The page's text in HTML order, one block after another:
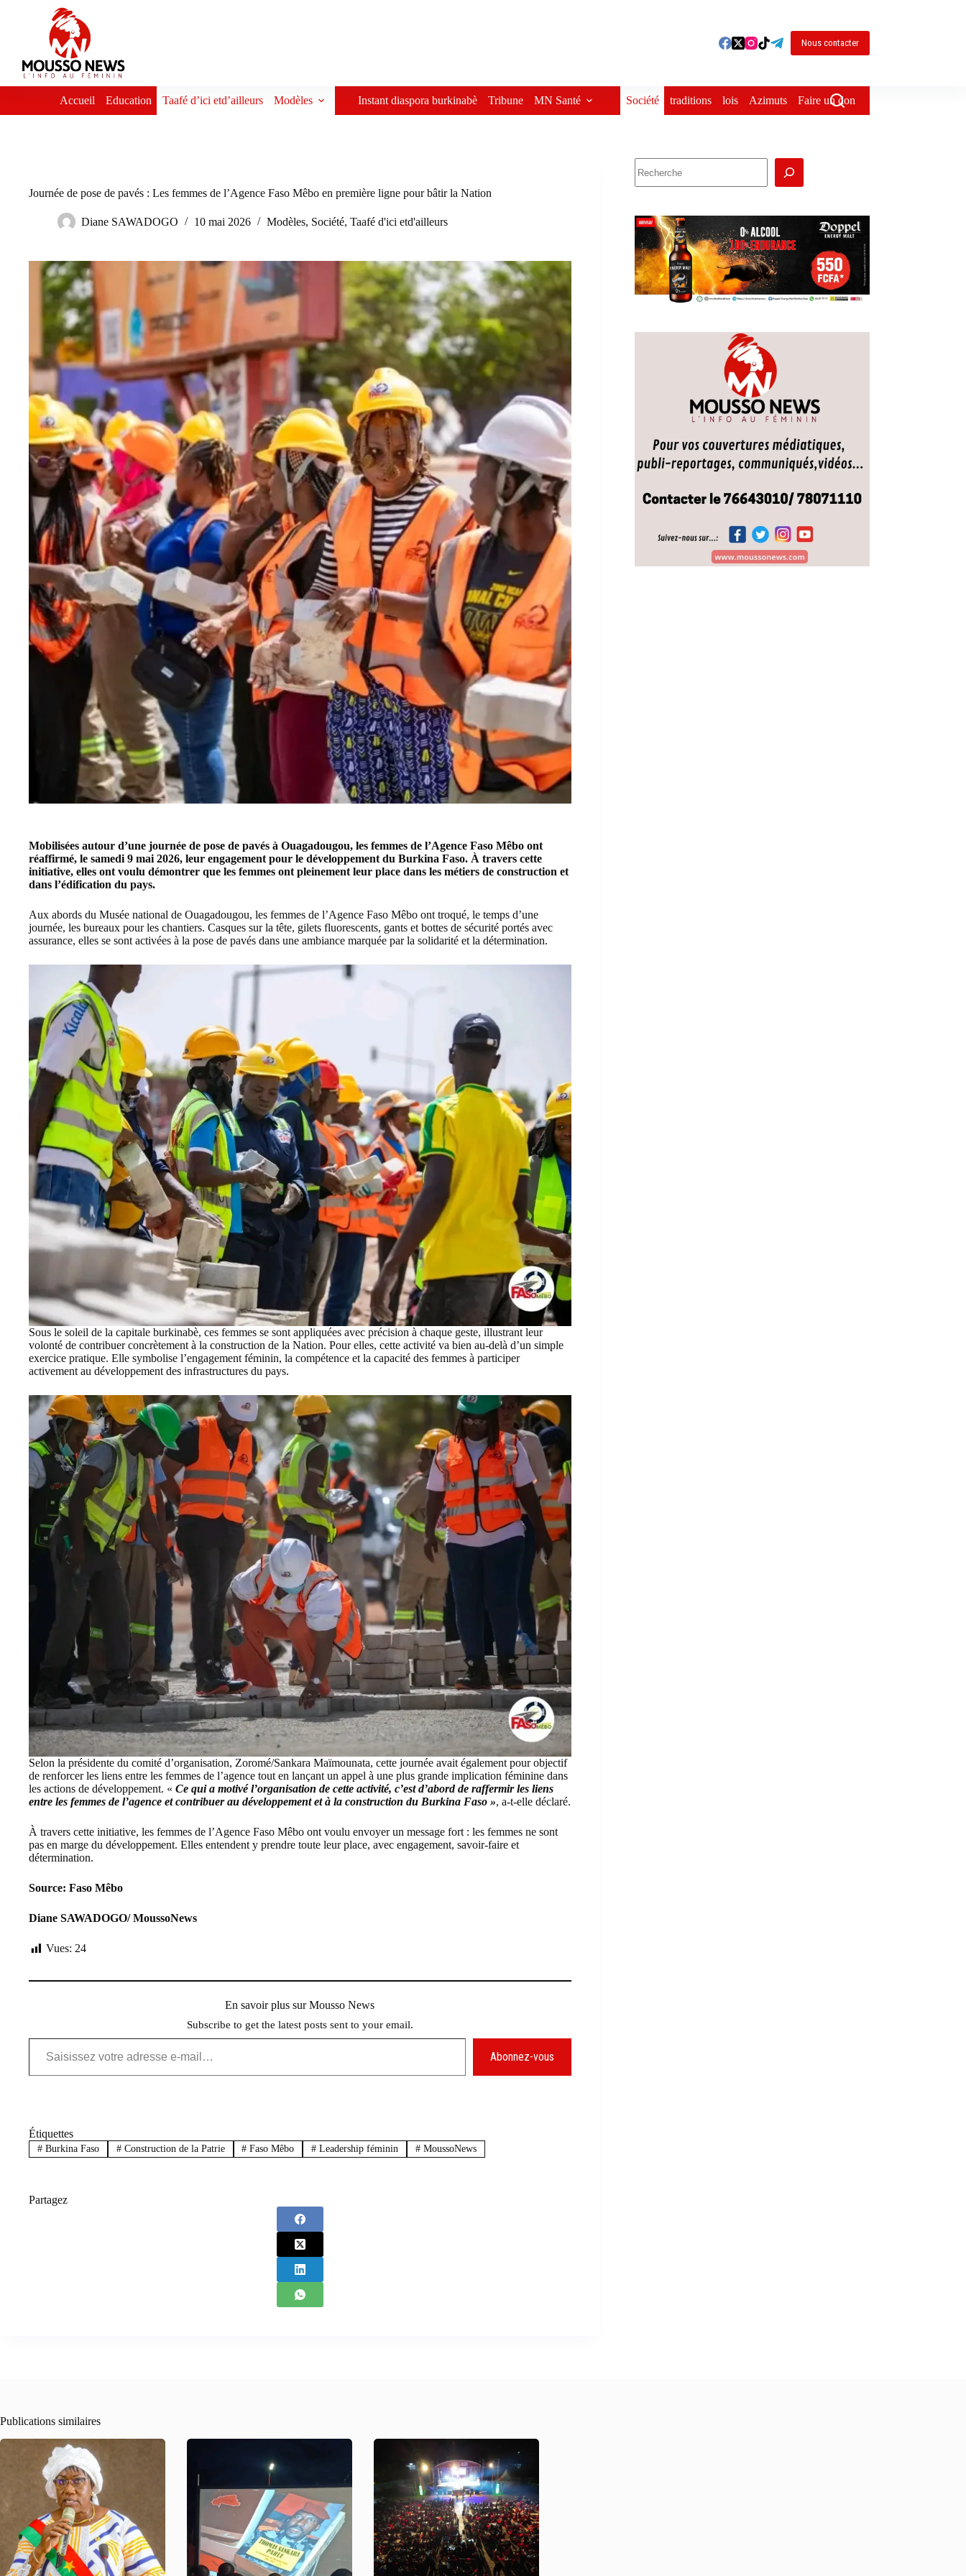
Nous contacter
Accueil Education Taafé d’ici etd’ailleurs Modèles Instant diaspora burkinabè Tribune MN Santé Société traditions lois Azimuts Faire un don
Journée de pose de pavés : Les femmes de l’Agence Faso Mêbo en première ligne pour bâtir la Nation
Diane SAWADOGO 10 mai 2026 Modèles, Société, Taafé d'ici etd'ailleurs
Mobilisées autour d’une journée de pose de pavés à Ouagadougou, les femmes de l’Agence Faso Mêbo ont
réaffirmé, le samedi 9 mai 2026, leur engagement pour le développement du Burkina Faso. À travers cette
initiative, elles ont voulu démontrer que les femmes ont pleinement leur place dans les métiers de construction et
dans l’édification du pays.
Aux abords du Musée national de Ouagadougou, les femmes de l’Agence Faso Mêbo ont troqué, le temps d’une
journée, les bureaux pour les chantiers. Casques sur la tête, gilets fluorescents, gants et bottes de sécurité portés avec
assurance, elles se sont activées à la pose de pavés dans une ambiance marquée par la solidarité et la détermination.
Sous le soleil de la capitale burkinabè, ces femmes se sont appliquées avec précision à chaque geste, illustrant leur
volonté de contribuer concrètement à la construction de la Nation. Pour elles, cette activité va bien au-delà d’un simple
exercice pratique. Elle symbolise l’engagement féminin, la compétence et la capacité des femmes à participer
activement au développement des infrastructures du pays.
Selon la présidente du comité d’organisation, Zoromé/Sankara Maïmounata, cette journée avait également pour objectif
de renforcer les liens entre les femmes de l’agence tout en lançant un appel à une plus grande implication féminine dans
les actions de développement. « Ce qui a motivé l’organisation de cette activité, c’est d’abord de raffermir les liens
entre les femmes de l’agence et contribuer au développement et à la construction du Burkina Faso », a-t-elle déclaré.
À travers cette initiative, les femmes de l’Agence Faso Mêbo ont voulu envoyer un message fort : les femmes ne sont
pas en marge du développement. Elles entendent y prendre toute leur place, avec engagement, savoir-faire et
détermination.
Source: Faso Mêbo
Diane SAWADOGO/ MoussoNews
Vues: 24
En savoir plus sur Mousso News
Subscribe to get the latest posts sent to your email.
Saisissez votre adresse e-mail…
Abonnez-vous
Étiquettes
#Burkina Faso #Construction de la Patrie # Faso Mêbo # Leadership féminin # MoussoNews
Partagez
Publications similaires